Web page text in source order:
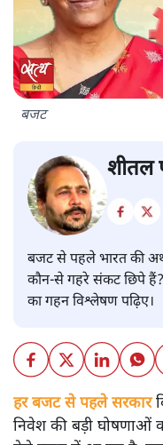
बजट
शीतल
बजट से पहले भारत की
कौन-से गहरे संकट छिपे
का गहन विश्लेषण पढ़िए।
हर बजट से पहले सरकार
निवेश की बड़ी घोषणाओं